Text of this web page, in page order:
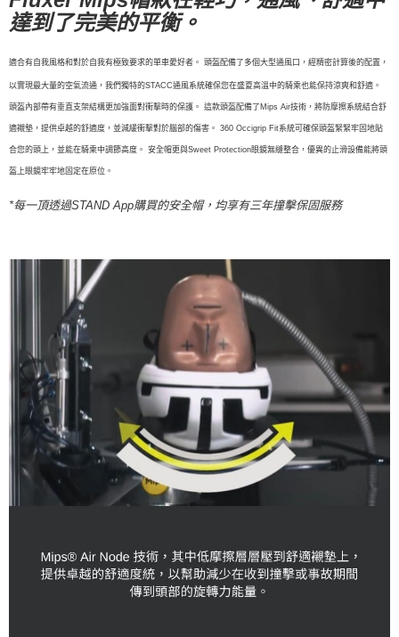
達到了完美的平衡。
適合有自我風格和對於自我有極致要求的單車愛好者。 頭盔配備了多個大型通風口，經精密計算後的配置，
以實現最大量的空氣流通，我們獨特的STACC通風系統確保您在盛夏高溫中的騎乘也能保持涼爽和舒適。
頭盔內部帶有垂直支架結構更加強面對衝擊時的保護。 這款頭盔配備了Mips Air技術，將防摩擦系統結合舒
適襯墊，提供卓越的舒適度，並減緩衝擊對於腦部的傷害。 360 Occigrip Fit系統可確保頭盔緊緊牢固地貼
合您的頭上，並能在騎乘中調節高度。 安全帽更與Sweet Protection眼鏡無縫整合，優異的止滑設備能將頭
盔上眼鏡牢牢地固定在原位。
*每一頂透過STAND App購買的安全帽，均享有三年撞擊保固服務